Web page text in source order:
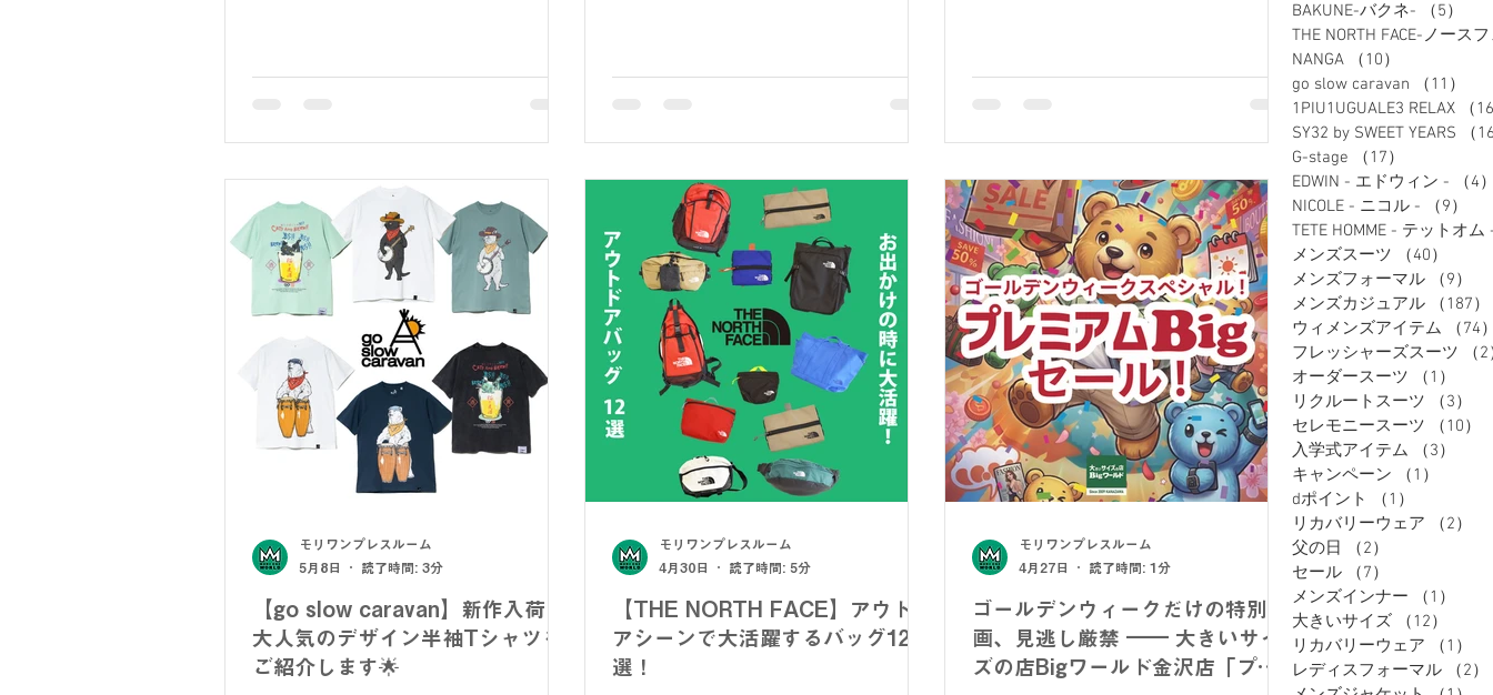
【go slow caravan】新作入荷！
大人気のデザイン半袖Tシャツを
ご紹介します🌟
モリワンプレスルーム
5月8日
読了時間: 3分
【THE NORTH FACE】アウトド
アシーンで大活躍するバッグ12
選！
モリワンプレスルーム
4月30日
読了時間: 5分
ゴールデンウィークだけの特別企
画、見逃し厳禁 ―― 大きいサイ
ズの店Bigワールド金沢店「プレ
モリワンプレスルーム
4月27日
読了時間: 1分
BAKUNE-バクネ-
（5）
THE NORTH FACE-ノース
NANGA
（10）
go slow caravan
（11）
1PIU1UGUALE3 RELAX
（
SY32 by SWEET YEARS
（
G-stage
（17）
EDWIN - エドウィン -
（4
NICOLE - ニコル -
（9）
TETE HOMME - テットオム
メンズスーツ
（40）
メンズフォーマル
（9）
メンズカジュアル
（187）
ウィメンズアイテム
（74
フレッシャーズスーツ
（
オーダースーツ
（1）
リクルートスーツ
（3）
セレモニースーツ
（10）
入学式アイテム
（3）
キャンペーン
（1）
dポイント
（1）
リカバリーウェア
（2）
父の日
（2）
セール
（7）
メンズインナー
（1）
大きいサイズ
（12）
リカバリーウェア
（1）
レディスフォーマル
（2）